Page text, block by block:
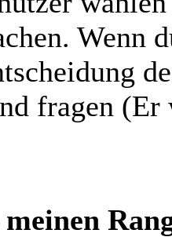
Wenn
fragen